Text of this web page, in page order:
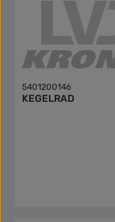
5401200146
KEGELRAD